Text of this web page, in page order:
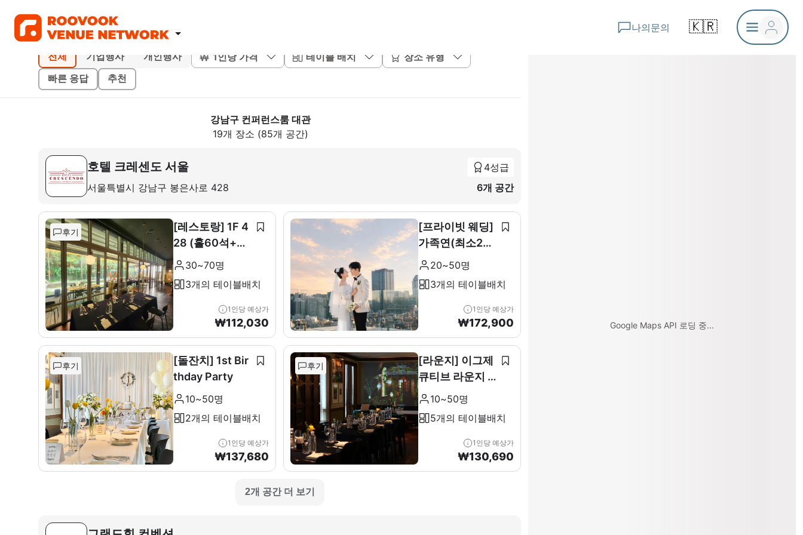
나의문의 🇰🇷
전체 기업행사 개인행사 1인당 가격 테이블 배치 장소 유형
빠른 응답 추천
강남구 컨퍼런스룸 대관
19개 장소 (85개 공간)
호텔 크레센도 서울
서울특별시 강남구 봉은사로 428
4성급
6개 공간
후기
[레스토랑] 1F 4
28 (홀60석+룸
10석)30~70명
3개의 테이블배치
1인당 예상가
₩112,030
[프라이빗 웨딩]
가족연(최소20~
최대 50인)
20~50명
3개의 테이블배치
1인당 예상가
₩172,900
후기
[돌잔치] 1st Bir
thday Party
10~50명
2개의 테이블배치
1인당 예상가
₩137,680
후기
[라운지] 이그제
큐티브 라운지 &
테라스 전층(11F
10~50명
5개의 테이블배치
1인당 예상가
₩130,690
2개 공간 더 보기
Google Maps API 로딩 중...